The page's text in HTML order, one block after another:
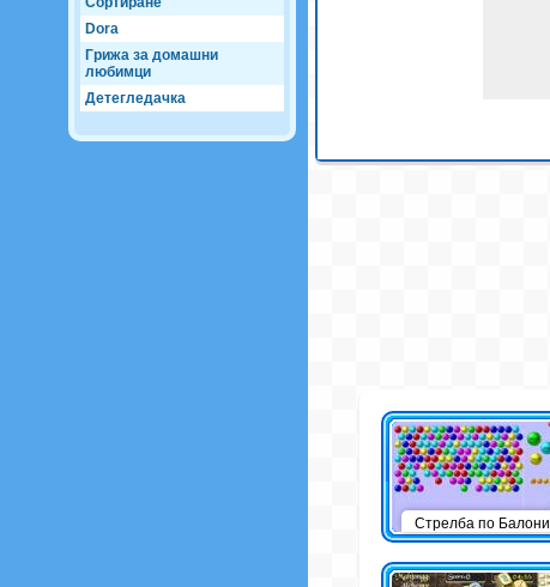
Dora
Грижа за домашни
любимци
Детегледачка
Стрелба по Балони